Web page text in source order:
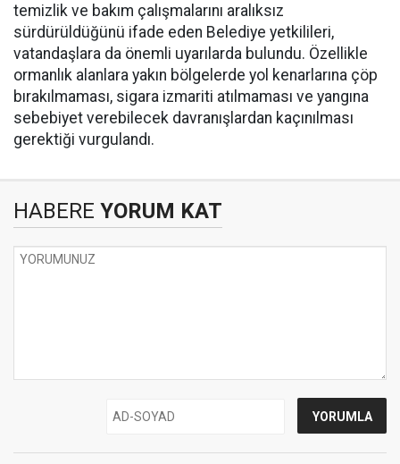
temizlik ve bakım çalışmalarını aralıksız
sürdürüldüğünü ifade eden Belediye yetkilileri,
vatandaşlara da önemli uyarılarda bulundu. Özellikle
ormanlık alanlara yakın bölgelerde yol kenarlarına çöp
bırakılmaması, sigara izmariti atılmaması ve yangına
sebebiyet verebilecek davranışlardan kaçınılması
gerektiği vurgulandı.
HABERE YORUM KAT